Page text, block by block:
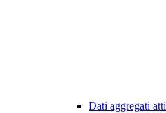
Dati aggregati